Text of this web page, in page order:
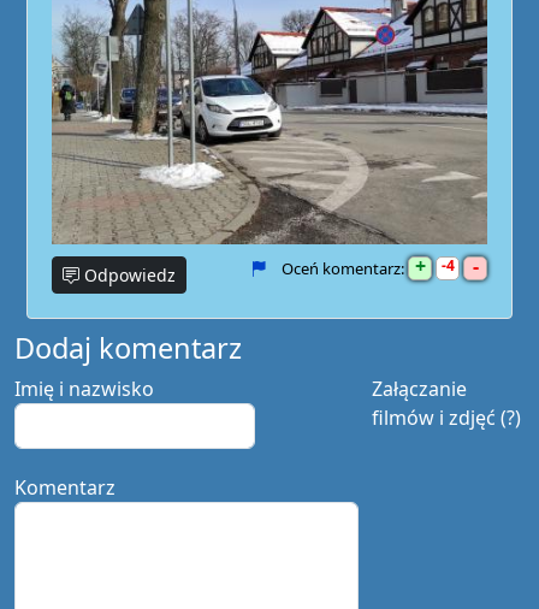
Odpowiedz Oceń komentarz: + 4 -
Dodaj komentarz
Załączanie
filmów i zdjęć (?)
Imię i nazwisko
Komentarz